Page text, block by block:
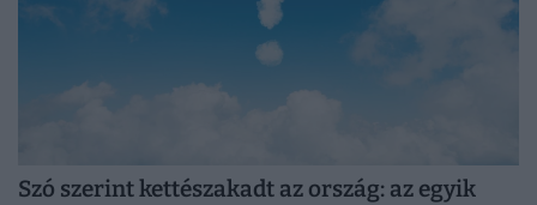
Szó szerint kettészakadt az ország: az egyik